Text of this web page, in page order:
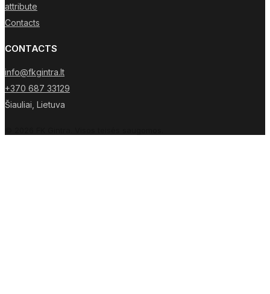
attribute
Contacts
CONTACTS
info@fkgintra.lt
+370 687 33129
Šiauliai, Lietuva